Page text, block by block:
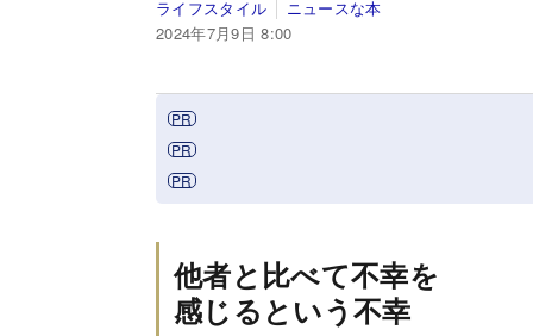
ライフスタイル
ニュースな本
2024年7月9日 8:00
他者と比べて不幸を
感じるという不幸